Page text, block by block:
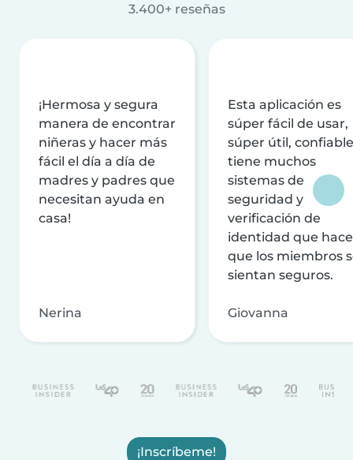
3.400+ reseñas
¡Hermosa y segura
manera de encontrar
niñeras y hacer más
fácil el día a día de
madres y padres que
necesitan ayuda en
casa!
Nerina
Esta aplicación es
súper fácil de usar,
súper útil,
tiene muchos
sistemas de
seguridad y
verificación de
identidad que
que los miembros
sientan seguros.
Giovanna
¡Inscríbeme!